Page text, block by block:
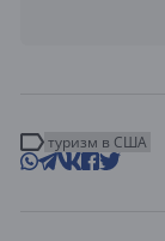
туризм в США